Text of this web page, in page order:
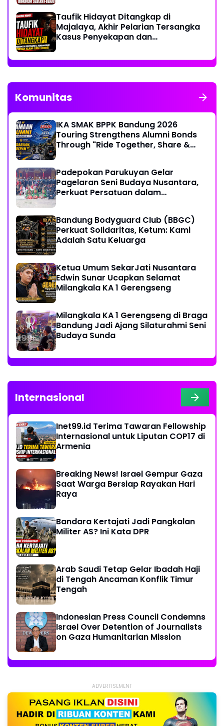
Taufik Hidayat Ditangkap di
Majalaya, Akhir Pelarian Tersangka
Kasus Penyekapan dan
Komunitas
IKA SMAK BPPK Bandung 2026
Touring Strengthens Alumni Bonds
Through "Ride Together, Share &
Padepokan Parukuyan Gelar
Pagelaran Seni Budaya Nusantara,
Perkuat Persatuan dalam
Bandung Bodyguard Club (BBGC)
Perkuat Solidaritas, Ketum: Kami
Adalah Satu Keluarga
Ketua Umum SekarJati Nusantara
Edwin Sunar Ucapkan Selamat
Milangkala KA 1 Gerengseng
Milangkala KA 1 Gerengseng di Braga
Bandung Jadi Ajang Silaturahmi Seni
Budaya Sunda
Internasional
Inet99.id Terima Tawaran Fellowship
Internasional untuk Liputan COP17 di
Armenia
Breaking News! Israel Gempur Gaza
Saat Warga Bersiap Rayakan Hari
Raya
Bandara Kertajati Jadi Pangkalan
Militer AS? Ini Kata DPR
Arab Saudi Tetap Gelar Ibadah Haji
di Tengah Ancaman Konflik Timur
Tengah
Indonesian Press Council Condemns
Israel Over Detention of Journalists
on Gaza Humanitarian Mission
ADVERTISEMENT